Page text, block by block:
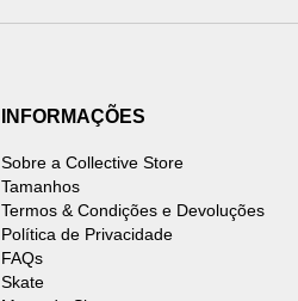
INFORMAÇÕES
Sobre a Collective Store
Tamanhos
Termos & Condições e Devoluções
Política de Privacidade
FAQs
Skate